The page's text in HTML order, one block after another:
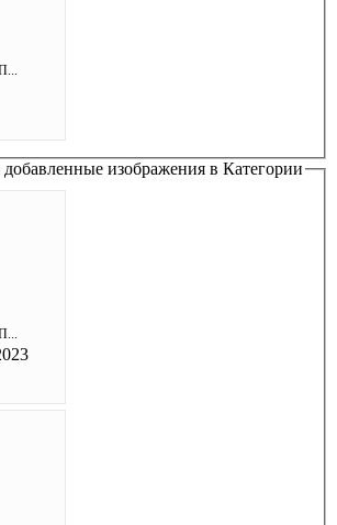
изображения в Категории